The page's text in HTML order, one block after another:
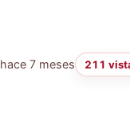
hace 7 meses 211